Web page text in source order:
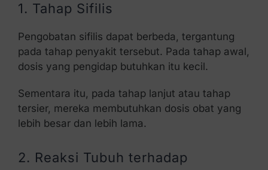
1. Tahap Sifilis
Pengobatan sifilis dapat berbeda, tergantung
pada tahap penyakit tersebut. Pada tahap awal,
dosis yang pengidap butuhkan itu kecil.
Sementara itu, pada tahap lanjut atau tahap
tersier, mereka membutuhkan dosis obat yang
lebih besar dan lebih lama.
2. Reaksi Tubuh terhadap